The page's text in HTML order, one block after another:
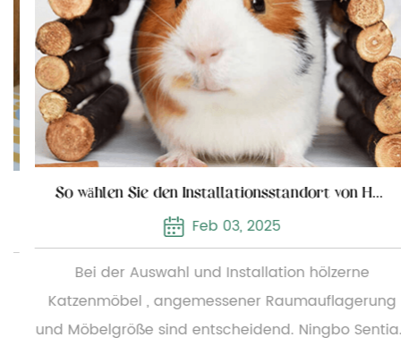
So wählen Sie den Installationsstandort von Holzkatzenmöbeln
Feb 03, 2025
Bei der Auswahl und Installation hölzerne
Katzenmöbel , angemessener Raumauflagerung
und Möbelgröße sind entscheidend. Ningbo Sentian